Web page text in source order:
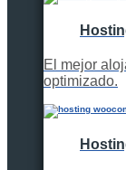
El mejor
optimizado.